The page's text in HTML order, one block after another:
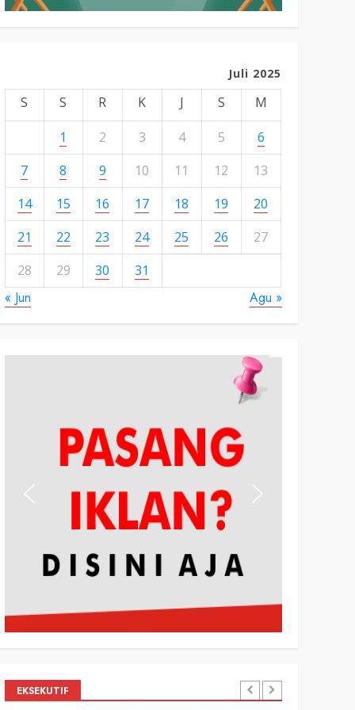
Juli 2025
S S R K J S
M
1
2 3 4 5
6
7
8 9 10 11 12
13
14
15 16 17 18 19
20
21
22 23 24 25 26
27
28
29 30 31
« Jun Agu »
EKSEKUTIF